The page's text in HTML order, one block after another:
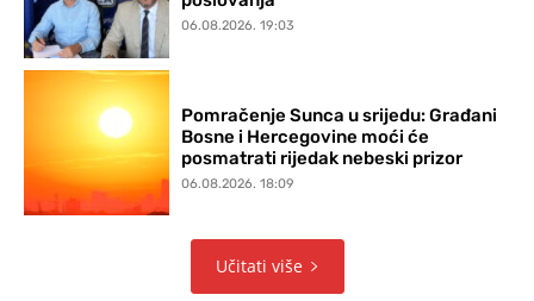
06.08.2026. 19:03
Pomračenje Sunca u srijedu: Građani
Bosne i Hercegovine moći će
posmatrati rijedak nebeski prizor
06.08.2026. 18:09
Učitati više